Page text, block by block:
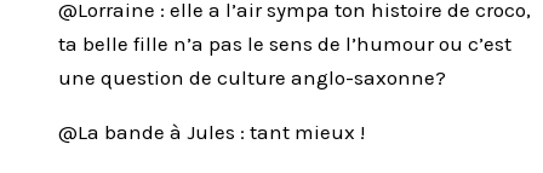
@Lorraine : elle a l’air sympa ton histoire de croco,
ta belle fille n’a pas le sens de l’humour ou c’est
une question de culture anglo-saxonne?
@La bande à Jules : tant mieux !